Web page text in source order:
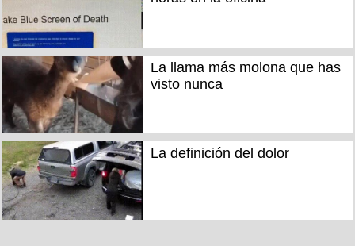
La llama más molona que has
visto nunca
La definición del dolor